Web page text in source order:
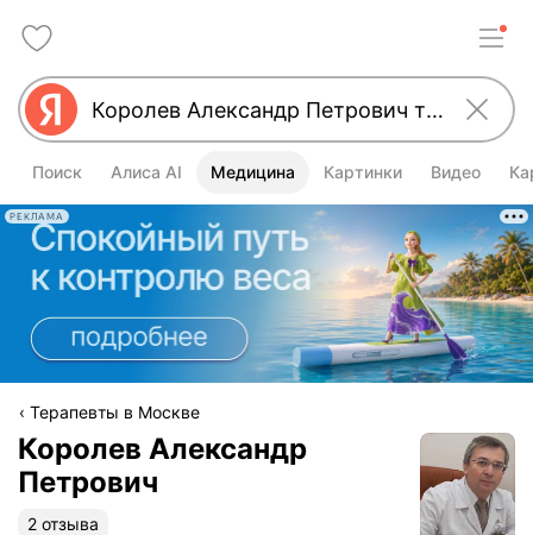
Поиск Алиса AI Медицина Картинки Видео
РЕКЛАМА
Терапевты в Москве
Королев Александр
Петрович
2 отзыва